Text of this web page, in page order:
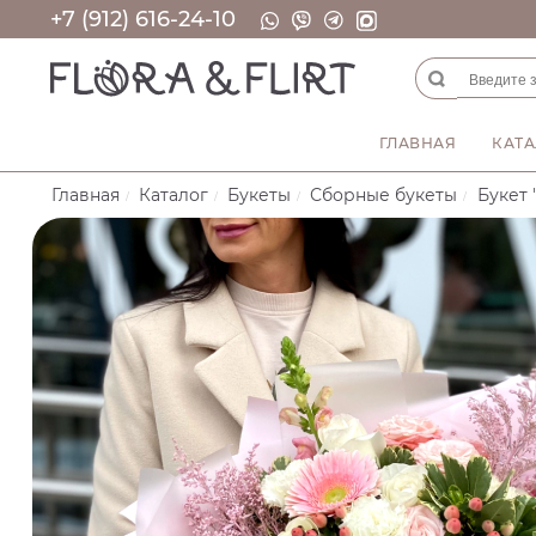
+7 (912) 616-24-10
ГЛАВНАЯ
Главная Каталог Букеты Сборные букеты